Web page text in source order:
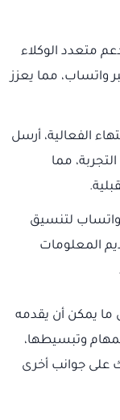
متعدد الوكلاء
واتساب، مما يعزز
الفعالية، أرسل
مما
لتنسيق
المعلومات
يمكن أن يقدمه
وتبسيطها،
على جوانب أخرى